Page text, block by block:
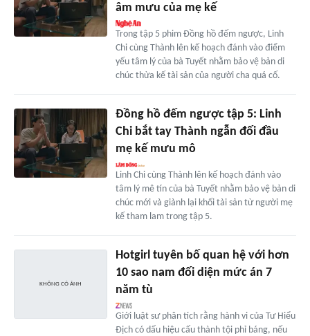
âm mưu của mẹ kế
Trong tập 5 phim Đồng hồ đếm ngược, Linh
Chi cùng Thành lên kế hoạch đánh vào điểm
yếu tâm lý của bà Tuyết nhằm bảo vệ bản di
chúc thừa kế tài sản của người cha quá cố.
Đồng hồ đếm ngược tập 5: Linh
Chi bắt tay Thành ngẫn đối đầu
mẹ kế mưu mô
Linh Chi cùng Thành lên kế hoạch đánh vào
tâm lý mê tín của bà Tuyết nhằm bảo vệ bản di
chúc mới và giành lại khối tài sản từ người mẹ
kế tham lam trong tập 5.
Hotgirl tuyên bố quan hệ với hơn
10 sao nam đối diện mức án 7
năm tù
Giới luật sư phân tích rằng hành vi của Tư Hiểu
Địch có dấu hiệu cấu thành tội phỉ báng, nếu